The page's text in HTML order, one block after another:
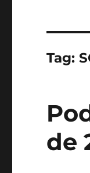
Tag:
de